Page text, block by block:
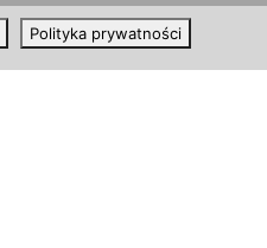
Polityka prywatności